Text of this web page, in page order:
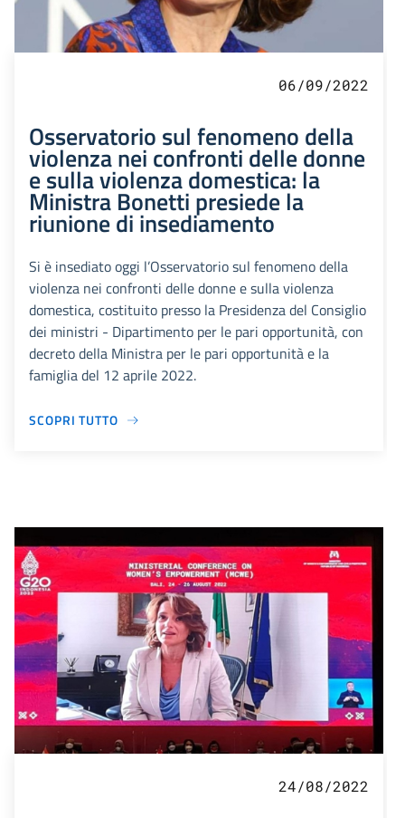
06/09/2022
Osservatorio sul fenomeno della
violenza nei confronti delle donne
e sulla violenza domestica: la
Ministra Bonetti presiede la
riunione di insediamento
Si è insediato oggi l’Osservatorio sul fenomeno della
violenza nei confronti delle donne e sulla violenza
domestica, costituito presso la Presidenza del Consiglio
dei ministri - Dipartimento per le pari opportunità, con
decreto della Ministra per le pari opportunità e la
famiglia del 12 aprile 2022.
SCOPRI TUTTO
24/08/2022